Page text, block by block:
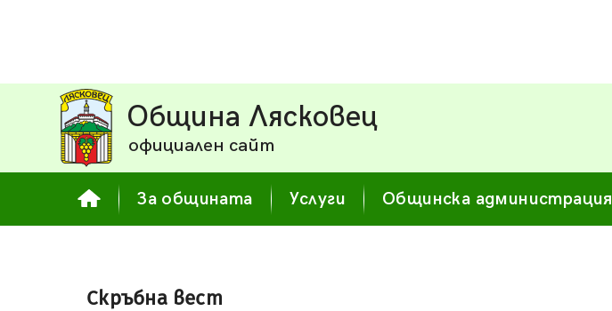
Община Лясковец
официален сайт
За общината Услуги Общинска администрация
Скръбна вест